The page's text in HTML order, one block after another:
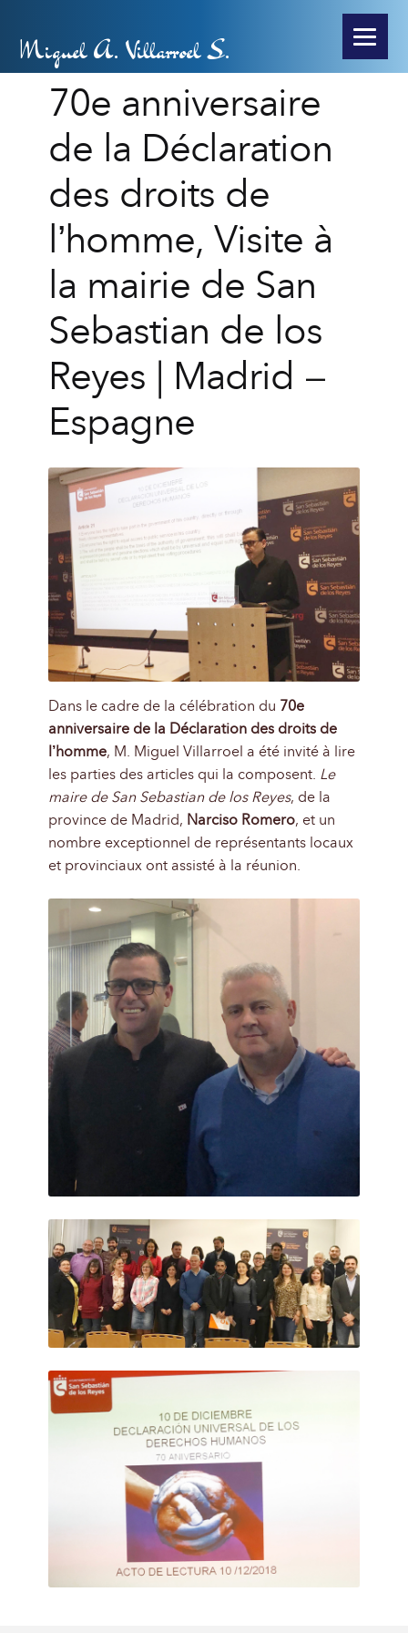
Miguel A. Villarroel S.
70e anniversaire
de la Déclaration
des droits de
l’homme, Visite à
la mairie de San
Sebastian de los
Reyes | Madrid –
Espagne
Dans le cadre de la célébration du 70e
anniversaire de la Déclaration des droits de
l’homme, M. Miguel Villarroel a été invité à lire
les parties des articles qui la composent. Le
maire de San Sebastian de los Reyes, de la
province de Madrid, Narciso Romero, et un
nombre exceptionnel de représentants locaux
et provinciaux ont assisté à la réunion.